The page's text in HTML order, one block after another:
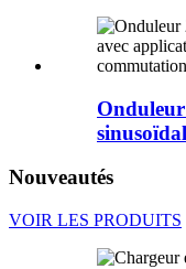
Onduleur
Nouveautés
VOIR LES PRODUITS